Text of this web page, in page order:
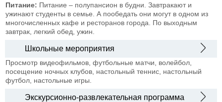
Питание: Питание – полупансион в будни. Завтракают и
ужинают студенты в семье. А пообедать они могут в одном из
многочисленных кафе и ресторанов города. По выходным
завтрак, легкий обед, ужин.
Школьные мероприятия
Просмотр видеофильмов, футбольные матчи, волейбол,
посещение ночных клубов, настольный теннис, настольный
футбол, настольные игры.
Экскурсионно-развлекательная программа